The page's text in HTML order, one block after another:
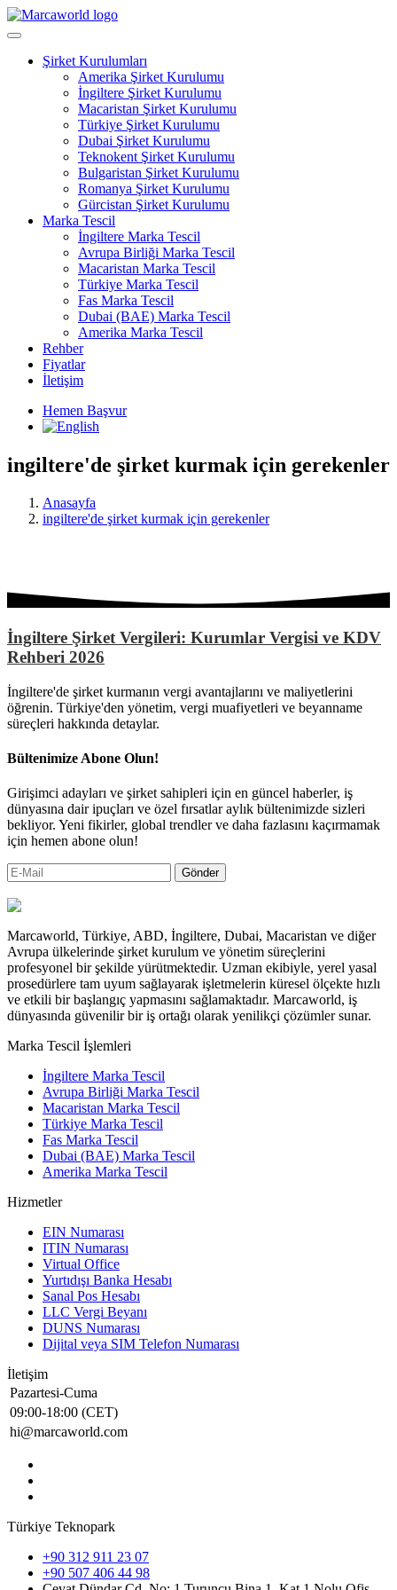
Şirket Kurulumları
Amerika Şirket Kurulumu
İngiltere Şirket Kurulumu
Macaristan Şirket Kurulumu
Türkiye Şirket Kurulumu
Dubai Şirket Kurulumu
Teknokent Şirket Kurulumu
Bulgaristan Şirket Kurulumu
Romanya Şirket Kurulumu
Gürcistan Şirket Kurulumu
Marka Tescil
İngiltere Marka Tescil
Avrupa Birliği Marka Tescil
Macaristan Marka Tescil
Türkiye Marka Tescil
Fas Marka Tescil
Dubai (BAE) Marka Tescil
Amerika Marka Tescil
Rehber
Fiyatlar
İletişim
Hemen Başvur
ingiltere'de şirket kurmak için gerekenler
Anasayfa
ingiltere'de şirket kurmak için gerekenler
İngiltere Şirket Vergileri: Kurumlar Vergisi ve KDV
Rehberi 2026
İngiltere'de şirket kurmanın vergi avantajlarını ve maliyetlerini
öğrenin. Türkiye'den yönetim, vergi muafiyetleri ve beyanname
süreçleri hakkında detaylar.
Bültenimize Abone Olun!
Girişimci adayları ve şirket sahipleri için en güncel haberler, iş
dünyasına dair ipuçları ve özel fırsatlar aylık bültenimizde sizleri
bekliyor. Yeni fikirler, global trendler ve daha fazlasını kaçırmamak
için hemen abone olun!
Gönder
Marcaworld, Türkiye, ABD, İngiltere, Dubai, Macaristan ve diğer
Avrupa ülkelerinde şirket kurulum ve yönetim süreçlerini
profesyonel bir şekilde yürütmektedir. Uzman ekibiyle, yerel yasal
prosedürlere tam uyum sağlayarak işletmelerin küresel ölçekte hızlı
ve etkili bir başlangıç yapmasını sağlamaktadır. Marcaworld, iş
dünyasında güvenilir bir iş ortağı olarak yenilikçi çözümler sunar.
Marka Tescil İşlemleri
İngiltere Marka Tescil
Avrupa Birliği Marka Tescil
Macaristan Marka Tescil
Türkiye Marka Tescil
Fas Marka Tescil
Dubai (BAE) Marka Tescil
Amerika Marka Tescil
Hizmetler
EIN Numarası
ITIN Numarası
Virtual Office
Yurtıdışı Banka Hesabı
Sanal Pos Hesabı
LLC Vergi Beyanı
DUNS Numarası
Dijital veya SIM Telefon Numarası
İletişim
Pazartesi-Cuma
09:00-18:00 (CET)
hi@marcaworld.com
Türkiye Teknopark
+90 312 911 23 07
+90 507 406 44 98